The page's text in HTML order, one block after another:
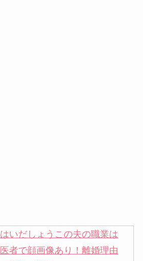
はいだしょうこの夫の職業は
医者で顔画像あり！離婚理由